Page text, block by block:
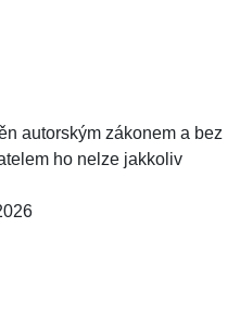
autorským zákonem a bez
ho nelze jakkoliv